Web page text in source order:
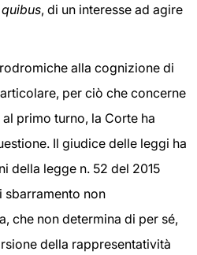
, di un interesse ad agire
alla cognizione di
per ciò che concerne
primo turno, la Corte ha
Il giudice delle leggi ha
della legge n. 52 del 2015
sbarramento non
che non determina di per sé,
della rappresentatività